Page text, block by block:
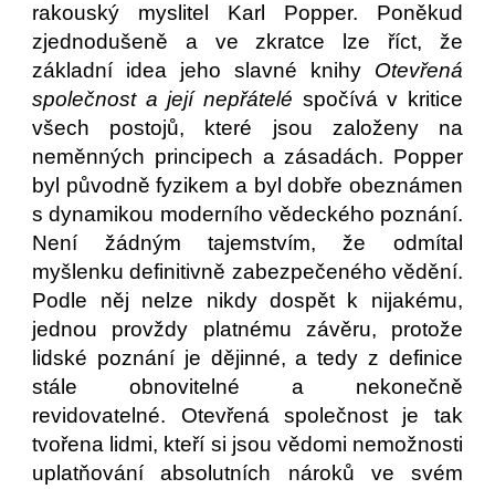
rakouský myslitel Karl Popper. Poněkud
zjednodušeně a ve zkratce lze říct, že
základní idea jeho slavné knihy Otevřená
společnost a její nepřátelé spočívá v kritice
všech postojů, které jsou založeny na
neměnných principech a zásadách. Popper
byl původně fyzikem a byl dobře obeznámen
s dynamikou moderního vědeckého poznání.
Není žádným tajemstvím, že odmítal
myšlenku definitivně zabezpečeného vědění.
Podle něj nelze nikdy dospět k nijakému,
jednou provždy platnému závěru, protože
lidské poznání je dějinné, a tedy z definice
stále obnovitelné a nekonečně
revidovatelné. Otevřená společnost je tak
tvořena lidmi, kteří si jsou vědomi nemožnosti
uplatňování absolutních nároků ve svém